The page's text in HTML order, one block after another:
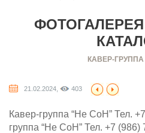
КАВЕР-ГРУППА
21.02.2024, 403
Кавер-группа “Не СоН” Тел.
группа “Не СоН” Тел. +7 (986)